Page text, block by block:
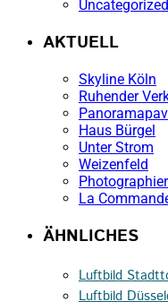
Uncategorized
AKTUELL
Skyline Köln
Ruhender
Haus Bürgel
Unter Strom
Weizenfeld
La
ÄHNLICHES
Luftbild
Luftbild